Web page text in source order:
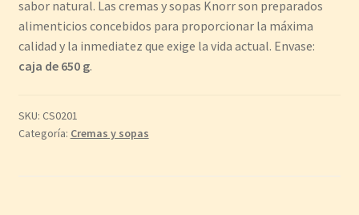
sabor natural. Las cremas y sopas Knorr son preparados
alimenticios concebidos para proporcionar la máxima
calidad y la inmediatez que exige la vida actual. Envase:
caja de 650 g.
SKU: CS0201
Categoría: Cremas y sopas